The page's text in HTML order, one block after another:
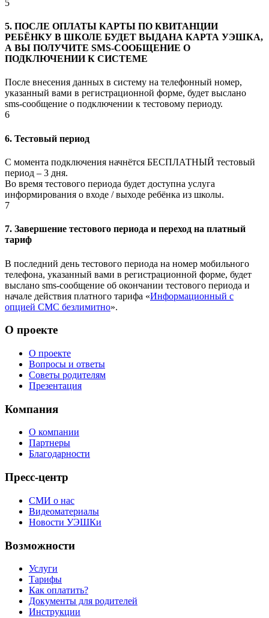
5
5. ПОСЛЕ ОПЛАТЫ КАРТЫ ПО КВИТАНЦИИ
РЕБЁНКУ В ШКОЛЕ БУДЕТ ВЫДАНА КАРТА УЭШКА,
А ВЫ ПОЛУЧИТЕ SMS-СООБЩЕНИЕ О
ПОДКЛЮЧЕНИИ К СИСТЕМЕ
После внесения данных в систему на телефонный номер,
указанный вами в регистрационной форме, будет выслано
sms-сообщение о подключении к тестовому периоду.
6
6. Тестовый период
С момента подключения начнётся БЕСПЛАТНЫЙ тестовый
период – 3 дня.
Во время тестового периода будет доступна услуга
информирования о входе / выходе ребёнка из школы.
7
7. Завершение тестового периода и переход на платный
тариф
В последний день тестового периода на номер мобильного
телефона, указанный вами в регистрационной форме, будет
выслано sms-сообщение об окончании тестового периода и
начале действия платного тарифа «Информационный с
опцией СМС безлимитно».
О проекте
О проекте
Вопросы и ответы
Советы родителям
Презентация
Компания
О компании
Партнеры
Благодарности
Пресс-центр
СМИ о нас
Видеоматериалы
Новости УЭШКи
Возможности
Услуги
Тарифы
Как оплатить?
Документы для родителей
Инструкции